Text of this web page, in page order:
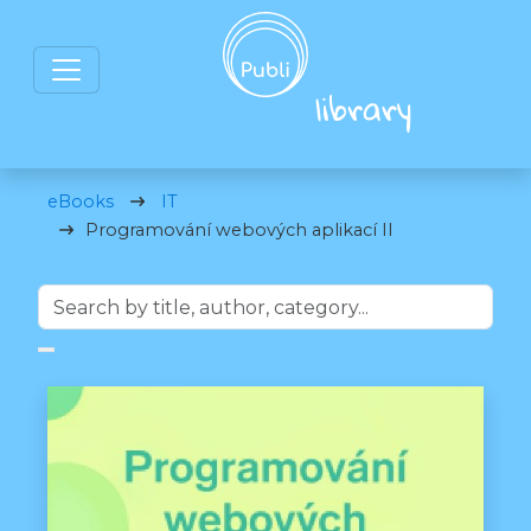
eBooks
IT
Programování webových aplikací II